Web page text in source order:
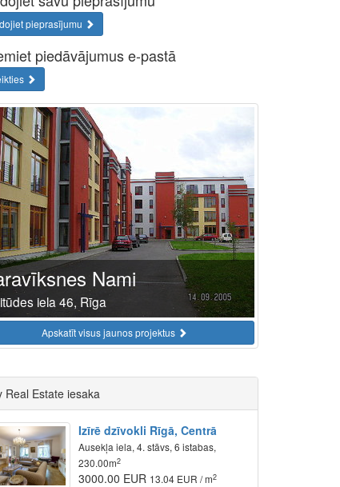
pieprasījumu
piedāvājumus e-pastā
Nami
iela 46, Rīga
Apskatīt visus jaunos projektus
Real Estate iesaka
Izīrē dzīvokli Rīgā, Centrā
Ausekļa iela, 4. stāvs, 6 istabas,
230.00m2
3000.00 EUR 13.04 EUR / m2